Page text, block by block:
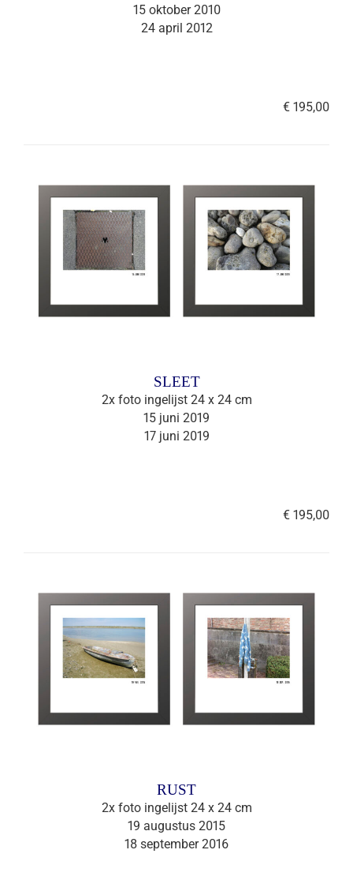
15 oktober 2010
24 april 2012
€ 195,00
SLEET
2x foto ingelijst 24 x 24 cm
15 juni 2019
17 juni 2019
€ 195,00
RUST
2x foto ingelijst 24 x 24 cm
19 augustus 2015
18 september 2016